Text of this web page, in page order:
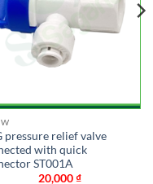
pressure relief valve
with quick
ST001A
20,000₫